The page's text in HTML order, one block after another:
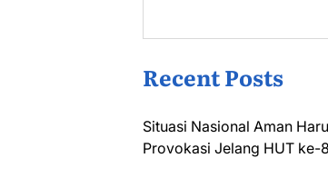
Recent Posts
Situasi Nasional Aman
Provokasi Jelang HUT ke-